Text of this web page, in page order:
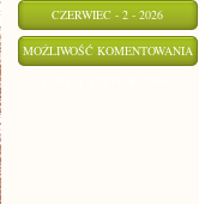
CZERWIEC - 2 - 2026
MOŻLIWOŚĆ KOMENTOWANIA